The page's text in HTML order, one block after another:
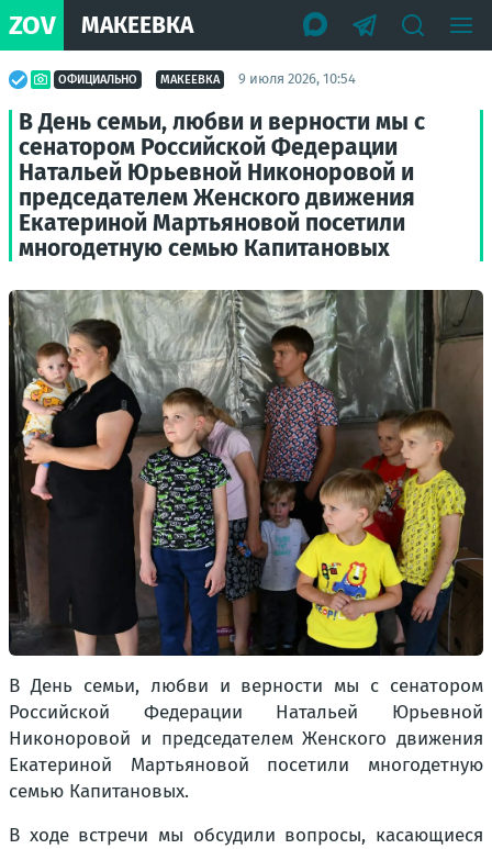
ZOV МАКЕЕВКА
ОФИЦИАЛЬНО МАКЕЕВКА 9 июля 2026, 10:54
В День семьи, любви и верности мы с
сенатором Российской Федерации
Натальей Юрьевной Никоноровой и
председателем Женского движения
Екатериной Мартьяновой посетили
многодетную семью Капитановых
В День семьи, любви и верности мы с сенатором
Российской Федерации Натальей Юрьевной
Никоноровой и председателем Женского движения
Екатериной Мартьяновой посетили многодетную
семью Капитановых.
В ходе встречи мы обсудили вопросы, касающиеся